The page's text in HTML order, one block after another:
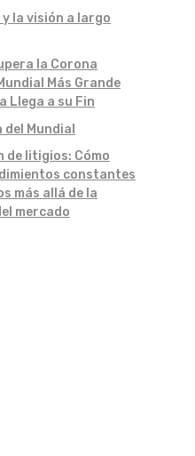
y la visión a largo
la Corona
Más Grande
Llega a su Fin
del Mundial
de litigios: Cómo
constantes
más allá de la
mercado